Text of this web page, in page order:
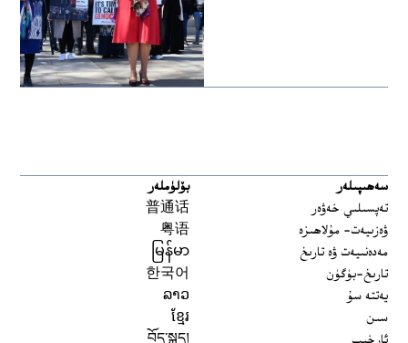
سەھىپىلەر
تەپسىلىي خەۋەر
ۋەزىيەت- مۇلاھىزە
مەدەنىيەت ۋە تارىخ
تارىخ-بۈگۈن
يەتتە سۇ
سىن
بۆلۈملەر
普通话
粤语
မြန်မာ
한국어
ລາວ
ខ្មែរ